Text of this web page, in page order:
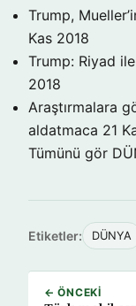
Trump,
Kas 2018
Trump: Riyad
2018
Araştırmalara
aldatmaca 21
Tümünü gör
Etiketler: DÜNYA
← ÖNCEKI